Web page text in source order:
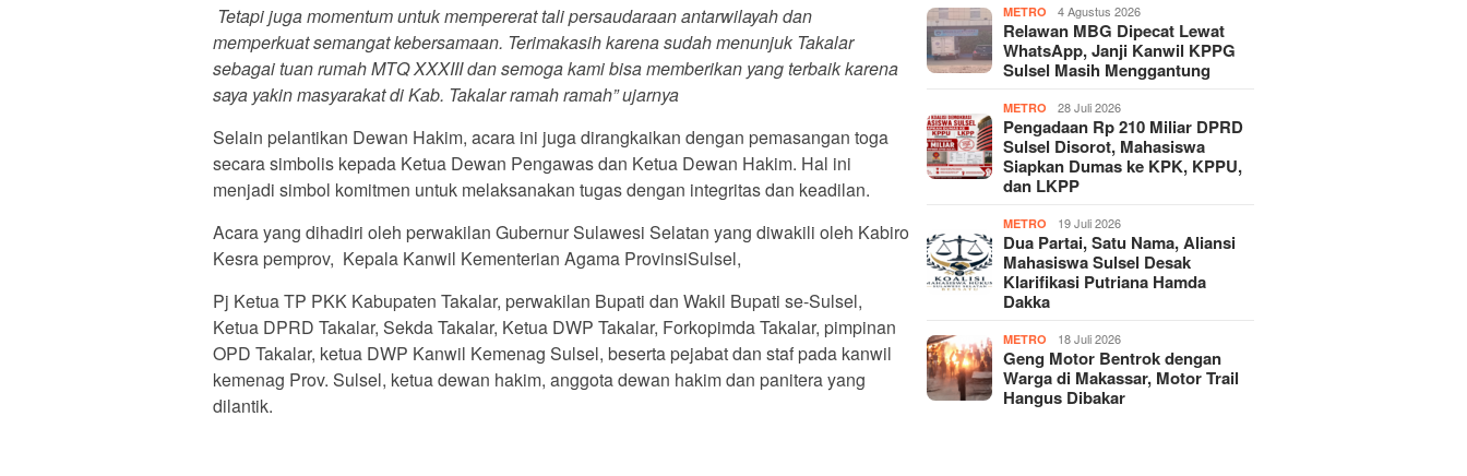
Tetapi juga momentum untuk mempererat tali persaudaraan antarwilayah dan
memperkuat semangat kebersamaan. Terimakasih karena sudah menunjuk Takalar
sebagai tuan rumah MTQ XXXIII dan semoga kami bisa memberikan yang terbaik karena
saya yakin masyarakat di Kab. Takalar ramah ramah” ujarnya
Selain pelantikan Dewan Hakim, acara ini juga dirangkaikan dengan pemasangan toga
secara simbolis kepada Ketua Dewan Pengawas dan Ketua Dewan Hakim. Hal ini
menjadi simbol komitmen untuk melaksanakan tugas dengan integritas dan keadilan.
Acara yang dihadiri oleh perwakilan Gubernur Sulawesi Selatan yang diwakili oleh Kabiro
Kesra pemprov, Kepala Kanwil Kementerian Agama ProvinsiSulsel,
Pj Ketua TP PKK Kabupaten Takalar, perwakilan Bupati dan Wakil Bupati se-Sulsel,
Ketua DPRD Takalar, Sekda Takalar, Ketua DWP Takalar, Forkopimda Takalar, pimpinan
OPD Takalar, ketua DWP Kanwil Kemenag Sulsel, beserta pejabat dan staf pada kanwil
kemenag Prov. Sulsel, ketua dewan hakim, anggota dewan hakim dan panitera yang
dilantik.
METRO 4 Agustus 2026
Relawan MBG Dipecat Lewat
WhatsApp, Janji Kanwil KPPG
Sulsel Masih Menggantung
METRO 28 Juli 2026
Pengadaan Rp 210 Miliar DPRD
Sulsel Disorot, Mahasiswa
Siapkan Dumas ke KPK, KPPU,
dan LKPP
METRO 19 Juli 2026
Dua Partai, Satu Nama, Aliansi
Mahasiswa Sulsel Desak
Klarifikasi Putriana Hamda
Dakka
METRO 18 Juli 2026
Geng Motor Bentrok dengan
Warga di Makassar, Motor Trail
Hangus Dibakar